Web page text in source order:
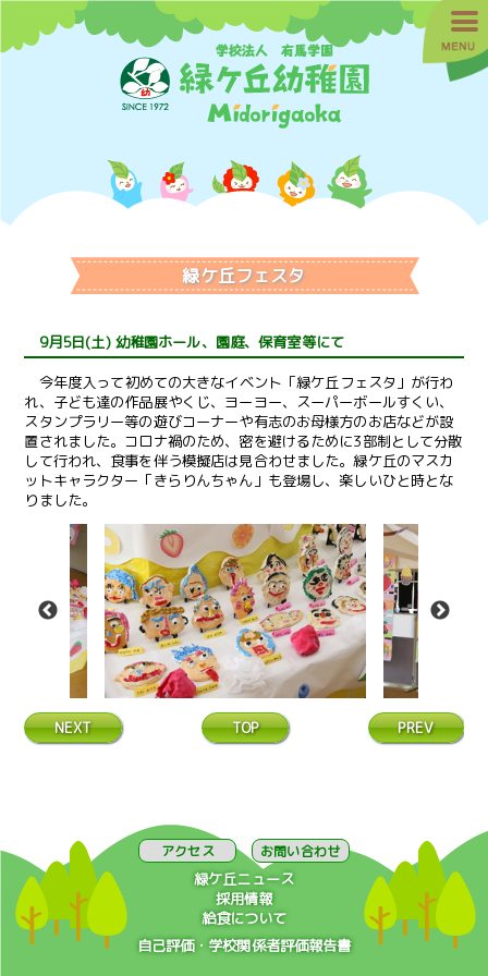
緑ケ丘フェスタ
9月5日(土) 幼稚園ホール、園庭、保育室等にて
今年度入って初めての大きなイベント「緑ケ丘フェスタ」が行わ
れ、子ども達の作品展やくじ、ヨーヨー、スーパーボールすくい、
スタンプラリー等の遊びコーナーや有志のお母様方のお店などが設
置されました。コロナ禍のため、密を避けるために3部制として分散
して行われ、食事を伴う模擬店は見合わせました。緑ケ丘のマスカ
ットキャラクター「きらりんちゃん」も登場し、楽しいひと時とな
りました。
NEXT TOP PREV
アクセス お問い合わせ
緑ケ丘ニュース
採用情報
給食について
自己評価・学校関係者評価報告書